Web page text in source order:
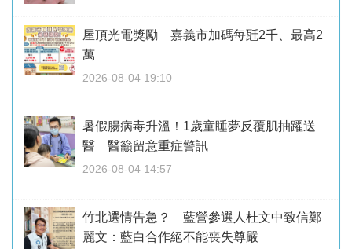
屋頂光電獎勵 嘉義市加碼每瓩2千、最高2
萬
2026-08-04 19:10
暑假腸病毒升溫！1歲童睡夢反覆肌抽躍送
醫 醫籲留意重症警訊
2026-08-04 14:57
竹北選情告急？ 藍營參選人杜文中致信鄭
麗文：藍白合作絕不能喪失尊嚴